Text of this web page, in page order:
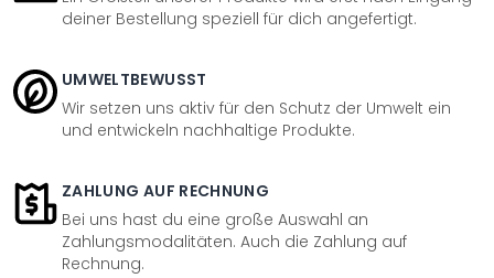
deiner Bestellung speziell für dich angefertigt.
UMWELTBEWUSST
Wir setzen uns aktiv für den Schutz der Umwelt ein
und entwickeln nachhaltige Produkte.
ZAHLUNG AUF RECHNUNG
Bei uns hast du eine große Auswahl an
Zahlungsmodalitäten. Auch die Zahlung auf
Rechnung.